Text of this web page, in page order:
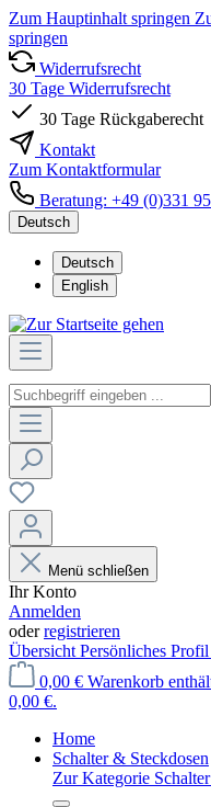
Zum Hauptinhalt springen
springen
Widerrufsrecht
30 Tage Widerrufsrecht
30 Tage Rückgaberecht
Kontakt
Zum Kontaktformular
Beratung: +49 (0)331
Deutsch
Deutsch
English
Menü schließen
Ihr Konto
Anmelden
oderregistrieren
Übersicht Persönliches Profil
0,00 € Warenkorb
0,00 €.
Home
Schalter & Steckdosen
Zur Kategorie